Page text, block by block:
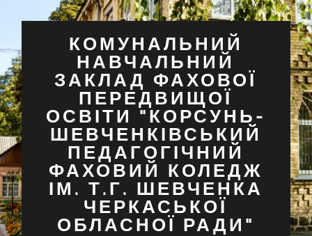
КОМУНАЛЬНИЙ
НАВЧАЛЬНИЙ
ЗАКЛАД ФАХОВОЇ
ПЕРЕДВИЩОЇ
ОСВІТИ "КОРСУНЬ-
ШЕВЧЕНКІВСЬКИЙ
ПЕДАГОГІЧНИЙ
ФАХОВИЙ КОЛЕДЖ
ІМ. Т.Г. ШЕВЧЕНКА
ЧЕРКАСЬКОЇ
ОБЛАСНОЇ РАДИ"